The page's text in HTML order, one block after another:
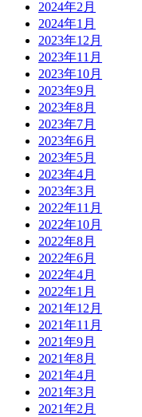
2024年2月
2024年1月
2023年12月
2023年11月
2023年10月
2023年9月
2023年8月
2023年7月
2023年6月
2023年5月
2023年4月
2023年3月
2022年11月
2022年10月
2022年8月
2022年6月
2022年4月
2022年1月
2021年12月
2021年11月
2021年9月
2021年8月
2021年4月
2021年3月
2021年2月